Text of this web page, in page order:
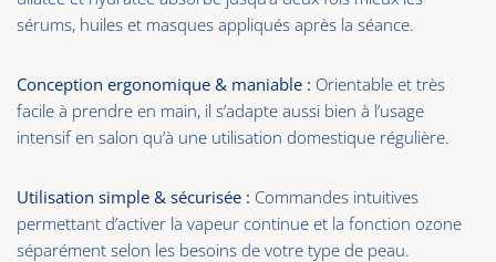
sérums, huiles et masques appliqués après la séance.
Conception ergonomique & maniable : Orientable et très
facile à prendre en main, il s’adapte aussi bien à l’usage
intensif en salon qu’à une utilisation domestique régulière.
Utilisation simple & sécurisée : Commandes intuitives
permettant d’activer la vapeur continue et la fonction ozone
séparément selon les besoins de votre type de peau.